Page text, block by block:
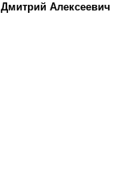
Дмитрий Алексеевич